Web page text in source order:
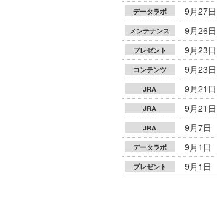
データラボ 9月27日
メンテナンス 9月26日
プレゼント 9月23日
コンテンツ 9月23日
JRA 9月21日
JRA 9月21日
JRA 9月7日
データラボ 9月1日
プレゼント 9月1日